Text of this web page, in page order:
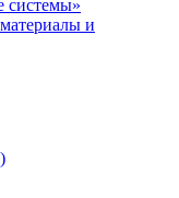
системы»
и